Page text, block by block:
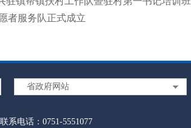
者服务队正式成立
省政府网站
联系电话：0751-5551077